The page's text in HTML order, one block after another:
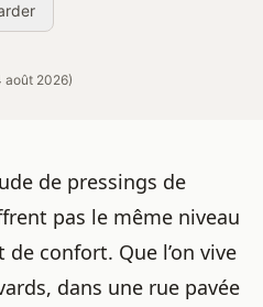
août 2026)
de pressings de
pas le même niveau
confort. Que l’on vive
dans une rue pavée